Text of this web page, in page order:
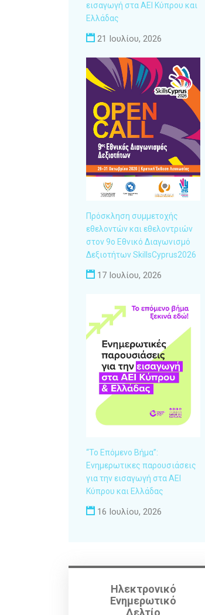
εισαγωγή στα ΑΕΙ Κύπρου και
Ελλάδας
21 Ιουλίου, 2026
Πρόσκληση συμμετοχής
εθελοντών και εθελοντριών
στον 9ο Εθνικό Διαγωνισμό
Δεξιοτήτων SkillsCyprus2026
17 Ιουλίου, 2026
“Το Επόμενο Βήμα”:
Ενημερωτικες παρουσιάσεις
για την εισαγωγή στα ΑΕΙ
Κύπρου και Ελλάδας
16 Ιουλίου, 2026
Ηλεκτρονικό
Ενημερωτικό
Δελτίο